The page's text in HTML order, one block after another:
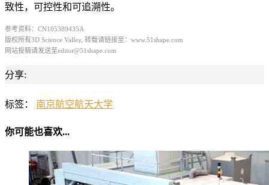
致性，可控性和可追溯性。
参考资料：CN105389435A
版权所有3D Science Valley, 转载请链接至：www.51shape.com
网站投稿请发送至editor@51shape.com
分享:
标签： 南京航空航天大学
你可能也喜欢...